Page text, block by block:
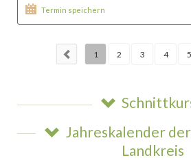
Termin speichern
1 2 3 4 5
Jahreskalender
Landkreis